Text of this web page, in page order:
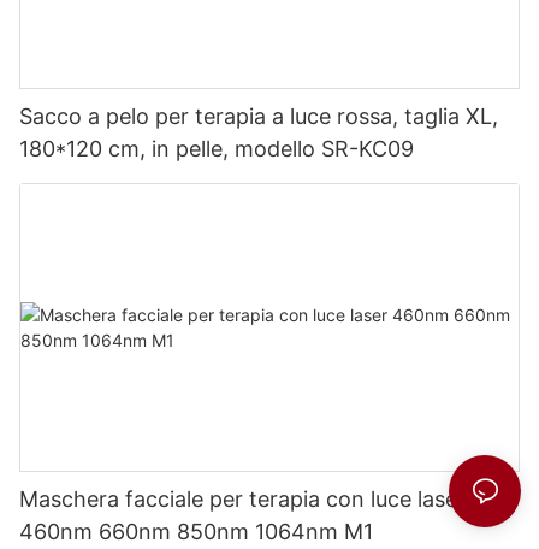
Sacco a pelo per terapia a luce rossa, taglia XL,
180*120 cm, in pelle, modello SR-KC09
Maschera facciale per terapia con luce laser
460nm 660nm 850nm 1064nm M1